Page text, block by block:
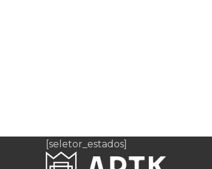
[seletor_estados]